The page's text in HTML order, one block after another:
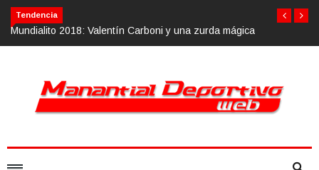
Tendencia
mágicaCalvario Race 2018, 10 de noviembre